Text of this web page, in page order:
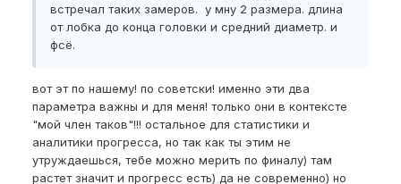
встречал таких замеров. у мну 2 размера. длина
от лобка до конца головки и средний диаметр. и
фсё.
вот эт по нашему! по советски! именно эти два
параметра важны и для меня! только они в контексте
"мой член таков"!!! остальное для статистики и
аналитики прогресса, но так как ты этим не
утруждаешься, тебе можно мерить по финалу) там
растет значит и прогресс есть) да не современно) но